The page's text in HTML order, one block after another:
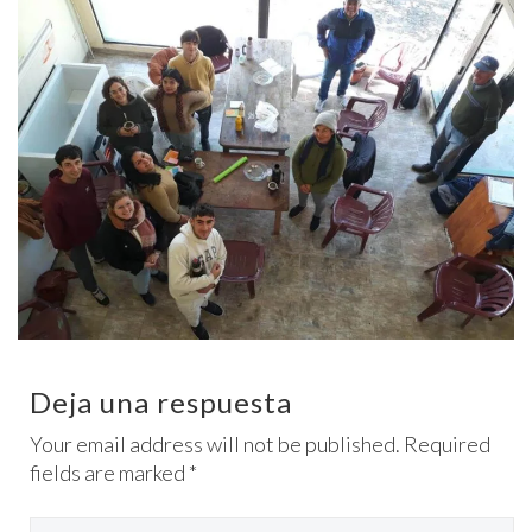
Deja una respuesta
Your email address will not be published. Required
fields are marked *